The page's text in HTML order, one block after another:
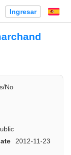
Ingresar
No
2012-11-23